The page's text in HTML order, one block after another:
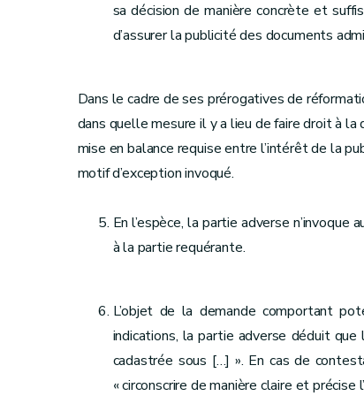
sa décision de manière concrète et
d’assurer la publicité des documents
Dans le cadre de ses prérogatives de
dans quelle mesure il y a lieu de faire droit à
mise en balance requise entre l’intérêt de la
motif d’exception invoqué.
En l’espèce, la partie adverse n’invoque
à la partie requérante.
L’objet de la demande comportant
indications, la partie adverse déduit
cadastrée sous […] ». En cas de
« circonscrire de manière claire et précise